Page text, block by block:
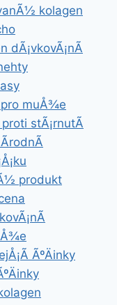
kolagen
dÃ¡vkovÃ¡nÃ­
pro muÅ¾e
stÃ¡rnutÃ­
produkt
ÃºÄinky